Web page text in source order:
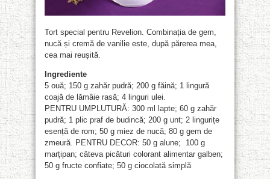
Tort special pentru Revelion. Combinația de gem,
nucă și cremă de vanilie este, după părerea mea,
cea mai reușită.
Ingrediente
5 ouă; 150 g zahăr pudră; 200 g făină; 1 lingură
coajă de lămâie rasă; 4 linguri ulei.
PENTRU UMPLUTURĂ: 300 ml lapte; 60 g zahăr
pudră; 1 plic praf de budincă; 200 g unt; 2 lingurițe
esență de rom; 50 g miez de nucă; 80 g gem de
zmeură. PENTRU DECOR: 50 g alune; 100 g
marțipan; câteva picături colorant alimentar galben;
50 g fructe confiate; 50 g ciocolată simplă